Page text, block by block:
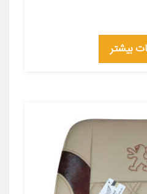
بیشتر